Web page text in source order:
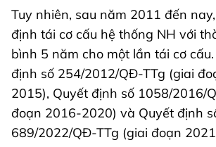
Tuy nhiên, sau năm 2011 đến
định tái cơ cấu hệ thống NH với
bình 5 năm cho một lần tái cơ
định số 254/2012/QĐ-TTg (giai
2015), Quyết định số 1058/2016/
đoạn 2016-2020) và Quyết định
689/2022/QĐ-TTg (giai đoạn